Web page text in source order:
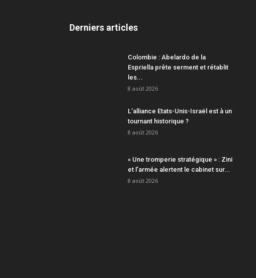
Derniers articles
Colombie : Abelardo de la
Espriella prête serment et rétablit
les...
8 août 2026
L’alliance Etats-Unis-Israël est à un
tournant historique ?
8 août 2026
« Une tromperie stratégique » : Zini
et l’armée alertent le cabinet sur...
8 août 2026